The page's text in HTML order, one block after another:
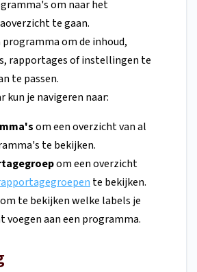
om naar het
te gaan.
programma om de inhoud,
rapportages of instellingen te
te passen.
kun je navigeren naar:
om een overzicht van al
te bekijken.
om een overzicht
te bekijken.
om te bekijken welke labels je
voegen aan een programma.